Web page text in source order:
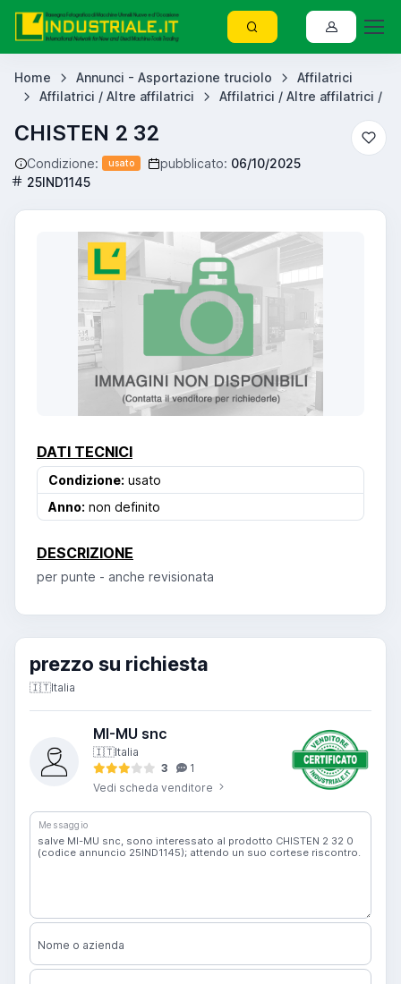
Home Annunci - Asportazione truciolo
Affilatrici
Affilatrici / Altre affilatrici
Affilatrici / Altre affilatrici /
CHISTEN 2 32
Condizione: usato pubblicato: 06/10/2025
25IND1145
DATI TECNICI
Condizione: usato
Anno: non definito
DESCRIZIONE
per punte - anche revisionata
prezzo su richiesta
🇮🇹Italia
MI-MU snc
🇮🇹Italia
3
1
Vedi scheda venditore
Messaggio
Nome o azienda